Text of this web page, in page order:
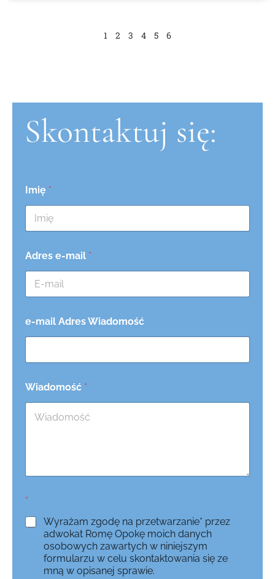
1 2 3 4 5 6
Skontaktuj się:
Imię *
Adres e-mail *
e-mail Adres Wiadomość
Wiadomość *
*
Wyrażam zgodę na przetwarzanie* przez
adwokat Romę Opokę moich danych
osobowych zawartych w niniejszym
formularzu w celu skontaktowania się ze
mną w opisanej sprawie.